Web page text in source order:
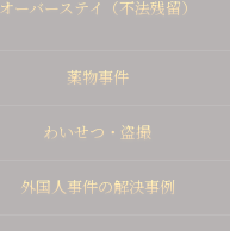
オーバーステイ（不法残留）
薬物事件
わいせつ・盗撮
外国人事件の解決事例